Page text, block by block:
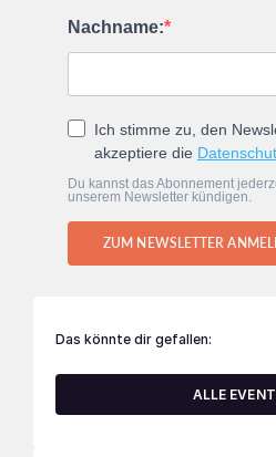
Nachname:
Ich stimme zu, den
akzeptiere die
Du kannst das Abonnement
unserem Newsletter kündigen.
ZUM NEWSLETTER
Das könnte dir gefallen:
ALLE